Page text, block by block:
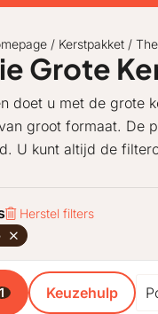
/ Kerstpakket /
Grote
doet u met de grote
groot formaat. De
U kunt altijd de
Herstel filters
1 Keuzehulp